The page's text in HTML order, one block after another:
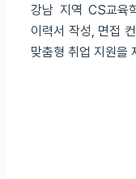
강남 지역 CS교육
이력서 작성, 면접
맞춤형 취업 지원을